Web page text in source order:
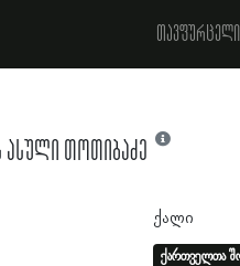
თავფურცელი
ასული თოთიბაძე
ქალი
ქართველთა